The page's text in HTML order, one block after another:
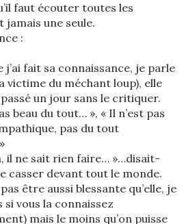
faut écouter toutes les
jamais une seule.
:
j’ai fait sa connaissance, je parle
victime du méchant loup), elle
passé un jour sans le critiquer.
beau du tout… », « Il n’est pas
pas du tout
il ne sait rien faire… »…disait-
casser devant tout le monde.
être aussi blessante qu’elle, je
si vous la connaissez
mais le moins qu’on puisse